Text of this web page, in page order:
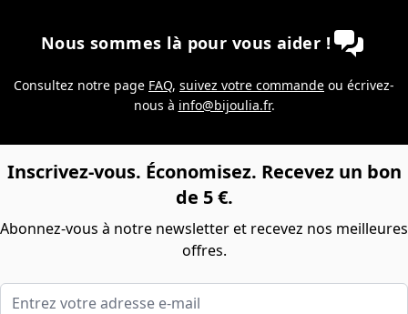
Nous sommes là pour vous aider !
Consultez notre page FAQ, suivez votre commande ou écrivez-
nous à info@bijoulia.fr.
Inscrivez-vous. Économisez. Recevez un bon
de 5 €.
Abonnez-vous à notre newsletter et recevez nos meilleures
offres.
Entrez votre adresse e-mail